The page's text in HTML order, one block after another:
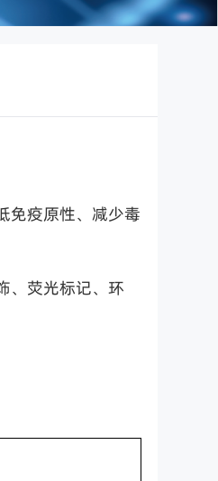
免疫原性、减少毒
、荧光标记、环